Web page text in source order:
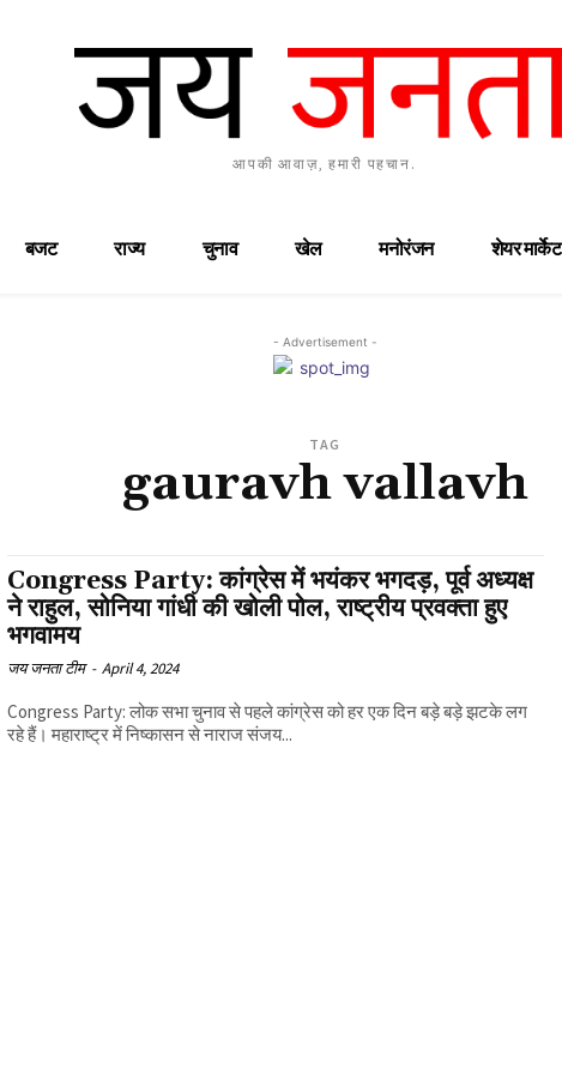
आपकी आवाज़, हमारी पहचान.
बजट राज्य चुनाव खेल मनोरंजन शेयर मार्केट
- Advertisement -
TAG
gauravh vallavh
Congress Party: कांग्रेस में भयंकर भगदड़, पूर्व अध्यक्ष
ने राहुल, सोनिया गांधी की खोली पोल, राष्ट्रीय प्रवक्ता हुए
भगवामय
जय जनता टीम - April 4, 2024
Congress Party: लोक सभा चुनाव से पहले कांग्रेस को हर एक दिन बड़े बड़े झटके लग
रहे हैं। महाराष्ट्र में निष्कासन से नाराज संजय...